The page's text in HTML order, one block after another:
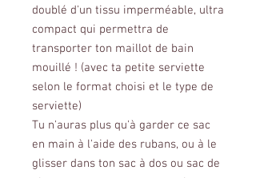
doublé d'un tissu imperméable, ultra
compact qui permettra de
transporter ton maillot de bain
mouillé ! (avec ta petite serviette
selon le format choisi et le type de
serviette)
Tu n'auras plus qu'à garder ce sac
en main à l'aide des rubans, ou à le
glisser dans ton sac à dos ou sac de